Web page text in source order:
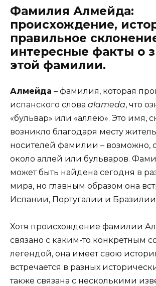
Фамилия Алмейда:
происхождение,
правильное
интересные факты о
этой фамилии.
Алмейда – фамилия, которая
испанского слова alameda, что
«бульвар» или «аллею». Это имя,
возникло благодаря месту
носителей фамилии – возможно,
около аллей или бульваров.
может быть найдена сегодня в
мира, но главным образом она
Испании, Португалии и
Хотя происхождение фамилии
связано с каким-то конкретным
легендой, она имеет свою
встречается в разных
также связана с несколькими